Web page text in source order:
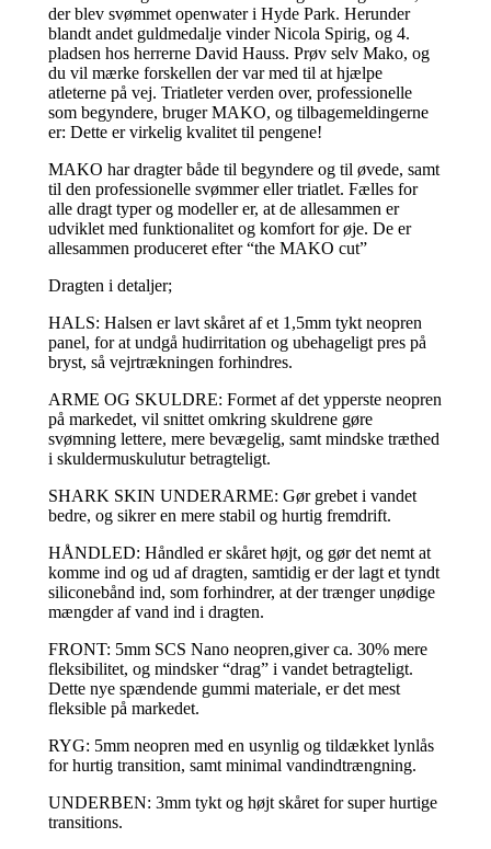
der blev svømmet openwater i Hyde Park. Herunder
blandt andet guldmedalje vinder Nicola Spirig, og 4.
pladsen hos herrerne David Hauss. Prøv selv Mako, og
du vil mærke forskellen der var med til at hjælpe
atleterne på vej. Triatleter verden over, professionelle
som begyndere, bruger MAKO, og tilbagemeldingerne
er: Dette er virkelig kvalitet til pengene!
MAKO har dragter både til begyndere og til øvede, samt
til den professionelle svømmer eller triatlet. Fælles for
alle dragt typer og modeller er, at de allesammen er
udviklet med funktionalitet og komfort for øje. De er
allesammen produceret efter “the MAKO cut”
Dragten i detaljer;
HALS: Halsen er lavt skåret af et 1,5mm tykt neopren
panel, for at undgå hudirritation og ubehageligt pres på
bryst, så vejrtrækningen forhindres.
ARME OG SKULDRE: Formet af det ypperste neopren
på markedet, vil snittet omkring skuldrene gøre
svømning lettere, mere bevægelig, samt mindske træthed
i skuldermuskulutur betragteligt.
SHARK SKIN UNDERARME: Gør grebet i vandet
bedre, og sikrer en mere stabil og hurtig fremdrift.
HÅNDLED: Håndled er skåret højt, og gør det nemt at
komme ind og ud af dragten, samtidig er der lagt et tyndt
siliconebånd ind, som forhindrer, at der trænger unødige
mængder af vand ind i dragten.
FRONT: 5mm SCS Nano neopren,giver ca. 30% mere
fleksibilitet, og mindsker “drag” i vandet betragteligt.
Dette nye spændende gummi materiale, er det mest
fleksible på markedet.
RYG: 5mm neopren med en usynlig og tildækket lynlås
for hurtig transition, samt minimal vandindtrængning.
UNDERBEN: 3mm tykt og højt skåret for super hurtige
transitions.